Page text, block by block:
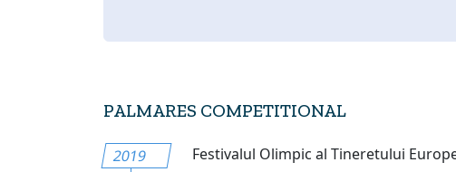
PALMARES COMPETITIONAL
2019 Festivalul Olimpic al Tineretului